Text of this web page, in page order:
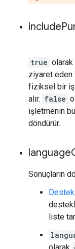
include
true olarak
ziyaret eden
fiziksel bir
alır. false
işletmenin
döndürür.
language
Sonuçların
liste